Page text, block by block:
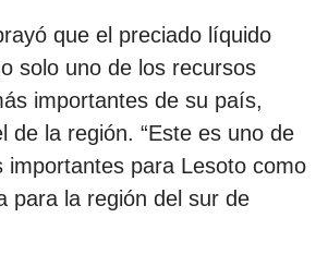
que el preciado líquido
solo uno de los recursos
importantes de su país,
de la región. “Este es uno de
importantes para Lesoto como
para la región del sur de